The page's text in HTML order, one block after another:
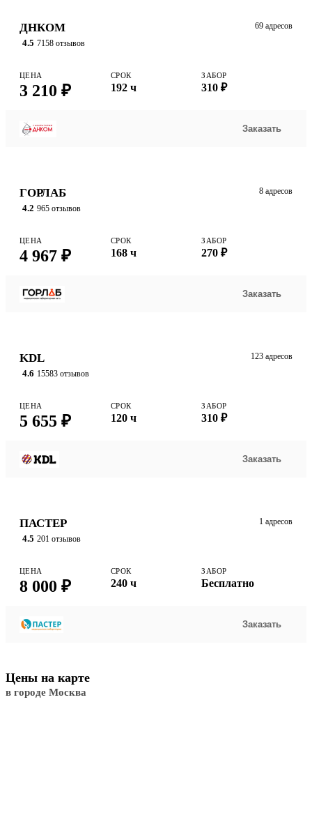
ДНКОМ
4.5 7158 отзывов
69 адресов
ЦЕНА
3 210 ₽
СРОК
192 ч
ЗАБОР
310 ₽
Заказать
ГОРЛАБ
4.2 965 отзывов
8 адресов
ЦЕНА
4 967 ₽
СРОК
168 ч
ЗАБОР
270 ₽
Заказать
KDL
4.6 15583 отзывов
123 адресов
ЦЕНА
5 655 ₽
СРОК
120 ч
ЗАБОР
310 ₽
Заказать
ПАСТЕР
4.5 201 отзывов
1 адресов
ЦЕНА
8 000 ₽
СРОК
240 ч
ЗАБОР
Бесплатно
Заказать
Цены на карте
в городе Москва